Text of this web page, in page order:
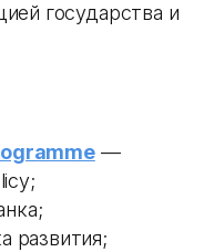
государства и
—
развития;